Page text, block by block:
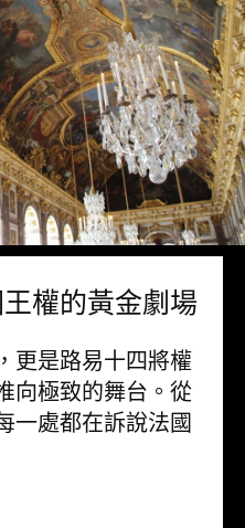
權的黃金劇場
更是路易十四將權
向極致的舞台。從
一處都在訴說法國